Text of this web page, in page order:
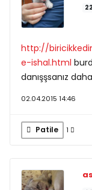
http://
e-ishal.html
danışşsanız
02.04.2015 14:46
Patile 1